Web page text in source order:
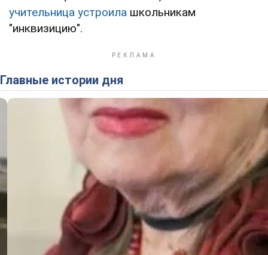
учительница устроила школьникам
"инквизицию".
Главные истории дня